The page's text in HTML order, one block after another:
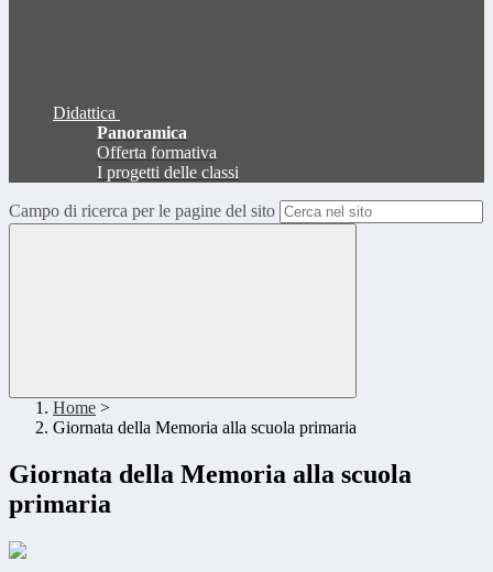
Didattica
Panoramica
Offerta formativa
I progetti delle classi
Campo di ricerca per le pagine del sito
Home >
Giornata della Memoria alla scuola primaria
Giornata della Memoria alla scuola
primaria